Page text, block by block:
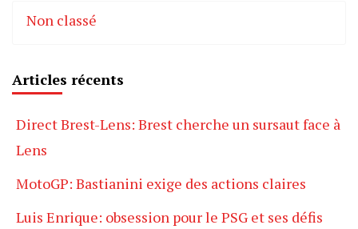
Non classé
Articles récents
Direct Brest-Lens: Brest cherche un sursaut face à
Lens
MotoGP: Bastianini exige des actions claires
Luis Enrique: obsession pour le PSG et ses défis